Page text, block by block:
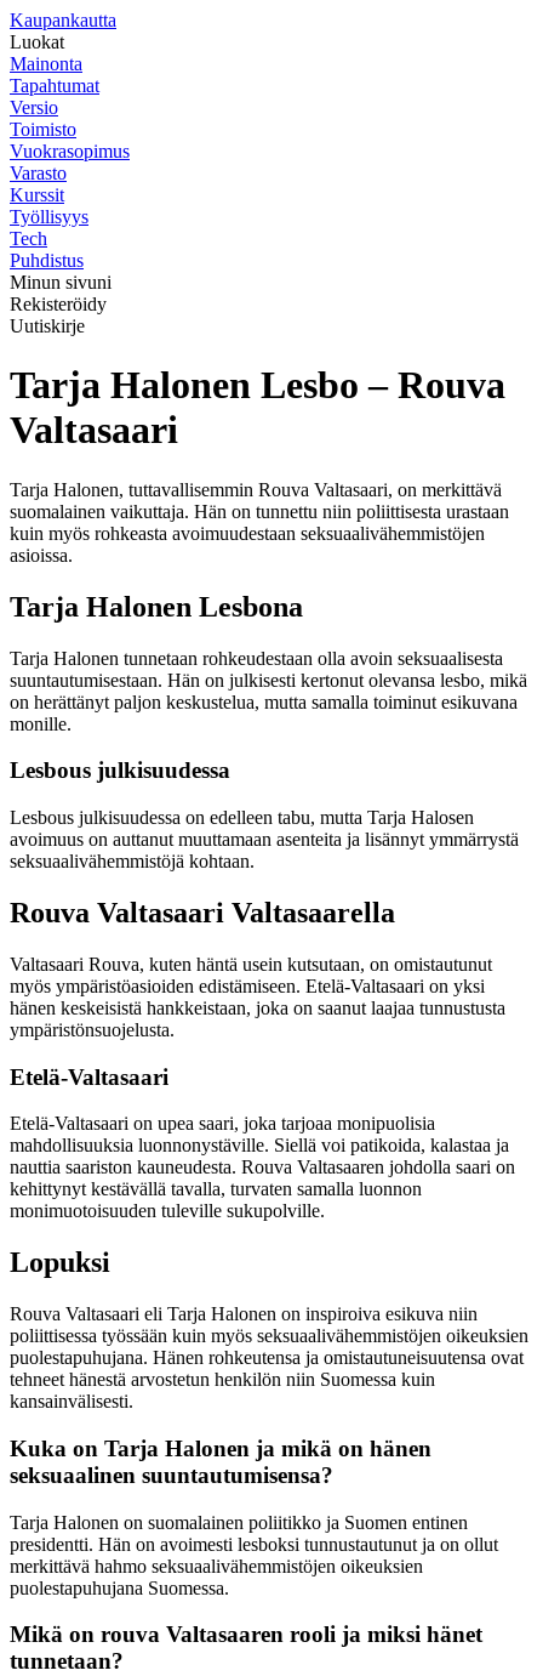
Kaupankautta
Luokat
Mainonta
Tapahtumat
Versio
Toimisto
Vuokrasopimus
Varasto
Kurssit
Työllisyys
Tech
Puhdistus
Minun sivuni
Rekisteröidy
Uutiskirje
Tarja Halonen Lesbo – Rouva
Valtasaari
Tarja Halonen, tuttavallisemmin Rouva Valtasaari, on merkittävä
suomalainen vaikuttaja. Hän on tunnettu niin poliittisesta urastaan
kuin myös rohkeasta avoimuudestaan seksuaalivähemmistöjen
asioissa.
Tarja Halonen Lesbona
Tarja Halonen tunnetaan rohkeudestaan olla avoin seksuaalisesta
suuntautumisestaan. Hän on julkisesti kertonut olevansa lesbo, mikä
on herättänyt paljon keskustelua, mutta samalla toiminut esikuvana
monille.
Lesbous julkisuudessa
Lesbous julkisuudessa on edelleen tabu, mutta Tarja Halosen
avoimuus on auttanut muuttamaan asenteita ja lisännyt ymmärrystä
seksuaalivähemmistöjä kohtaan.
Rouva Valtasaari Valtasaarella
Valtasaari Rouva, kuten häntä usein kutsutaan, on omistautunut
myös ympäristöasioiden edistämiseen. Etelä-Valtasaari on yksi
hänen keskeisistä hankkeistaan, joka on saanut laajaa tunnustusta
ympäristönsuojelusta.
Etelä-Valtasaari
Etelä-Valtasaari on upea saari, joka tarjoaa monipuolisia
mahdollisuuksia luonnonystäville. Siellä voi patikoida, kalastaa ja
nauttia saariston kauneudesta. Rouva Valtasaaren johdolla saari on
kehittynyt kestävällä tavalla, turvaten samalla luonnon
monimuotoisuuden tuleville sukupolville.
Lopuksi
Rouva Valtasaari eli Tarja Halonen on inspiroiva esikuva niin
poliittisessa työssään kuin myös seksuaalivähemmistöjen oikeuksien
puolestapuhujana. Hänen rohkeutensa ja omistautuneisuutensa ovat
tehneet hänestä arvostetun henkilön niin Suomessa kuin
kansainvälisesti.
Kuka on Tarja Halonen ja mikä on hänen
seksuaalinen suuntautumisensa?
Tarja Halonen on suomalainen poliitikko ja Suomen entinen
presidentti. Hän on avoimesti lesboksi tunnustautunut ja on ollut
merkittävä hahmo seksuaalivähemmistöjen oikeuksien
puolestapuhujana Suomessa.
Mikä on rouva Valtasaaren rooli ja miksi hänet
tunnetaan?